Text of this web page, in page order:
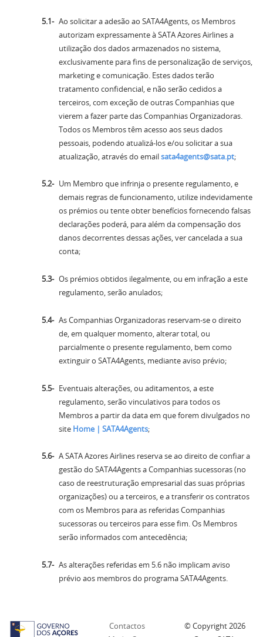
Ao solicitar a adesão ao SATA4Agents, os Membros
autorizam expressamente à SATA Azores Airlines a
utilização dos dados armazenados no sistema,
exclusivamente para fins de personalização de serviços,
marketing e comunicação. Estes dados terão
tratamento confidencial, e não serão cedidos a
terceiros, com exceção de outras Companhias que
vierem a fazer parte das Companhias Organizadoras.
Todos os Membros têm acesso aos seus dados
pessoais, podendo atualizá-los e/ou solicitar a sua
atualização, através do emailsata4agents@sata.pt;
Um Membro que infrinja o presente regulamento, e
demais regras de funcionamento, utilize indevidamente
os prémios ou tente obter benefícios fornecendo falsas
declarações poderá, para além da compensação dos
danos decorrentes dessas ações, ver cancelada a sua
conta;
Os prémios obtidos ilegalmente, ou em infração a este
regulamento, serão anulados;
As Companhias Organizadoras reservam-se o direito
de, em qualquer momento, alterar total, ou
parcialmente o presente regulamento, bem como
extinguir o SATA4Agents, mediante aviso prévio;
Eventuais alterações, ou aditamentos, a este
regulamento, serão vinculativos para todos os
Membros a partir da data em que forem divulgados no
site Home | SATA4Agents;
A SATA Azores Airlines reserva se ao direito de confiar a
gestão do SATA4Agents a Companhias sucessoras (no
caso de reestruturação empresarial das suas próprias
organizações) ou a terceiros, e a transferir os contratos
com os Membros para as referidas Companhias
sucessoras ou terceiros para esse fim. Os Membros
serão informados com antecedência;
As alterações referidas em 5.6 não implicam aviso
prévio aos membros do programa SATA4Agents.
Contactos
© Copyright2026